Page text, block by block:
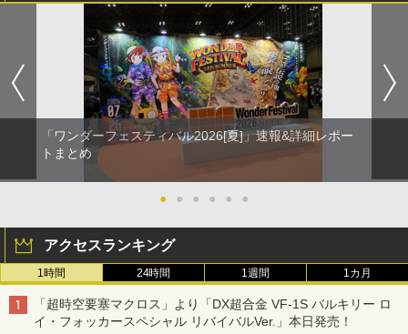
「ワンダーフェスティバル2026[夏]」速報&詳細レポー
トまとめ
● ● ● ● ● ●
アクセスランキング
1時間 24時間 1週間 1カ月
「超時空要塞マクロス」より「DX超合金 VF-1S バルキリー ロ
イ・フォッカースペシャル リバイバルVer.」本日発売！